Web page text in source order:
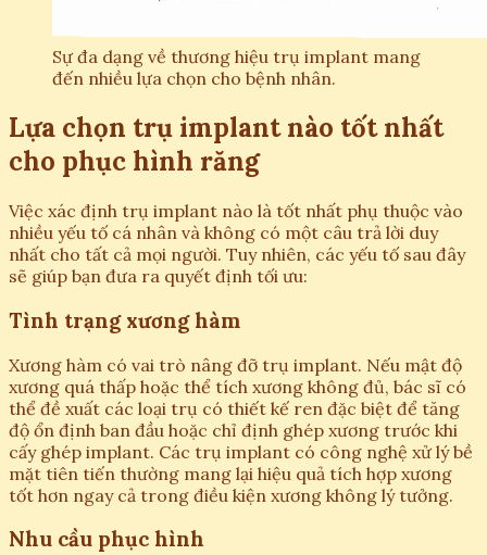
Sự đa dạng về thương hiệu trụ implant mang
đến nhiều lựa chọn cho bệnh nhân.
Lựa chọn trụ implant nào tốt nhất
cho phục hình răng
Việc xác định trụ implant nào là tốt nhất phụ thuộc vào
nhiều yếu tố cá nhân và không có một câu trả lời duy
nhất cho tất cả mọi người. Tuy nhiên, các yếu tố sau đây
sẽ giúp bạn đưa ra quyết định tối ưu:
Tình trạng xương hàm
Xương hàm có vai trò nâng đỡ trụ implant. Nếu mật độ
xương quá thấp hoặc thể tích xương không đủ, bác sĩ có
thể đề xuất các loại trụ có thiết kế ren đặc biệt để tăng
độ ổn định ban đầu hoặc chỉ định ghép xương trước khi
cấy ghép implant. Các trụ implant có công nghệ xử lý bề
mặt tiên tiến thường mang lại hiệu quả tích hợp xương
tốt hơn ngay cả trong điều kiện xương không lý tưởng.
Nhu cầu phục hình